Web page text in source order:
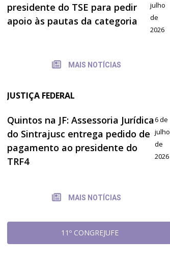
presidente do TSE para pedir
apoio às pautas da categoria
julho
de
2026
MAIS NOTÍCIAS
JUSTIÇA FEDERAL
Quintos na JF: Assessoria Jurídica
do Sintrajusc entrega pedido de
pagamento ao presidente do
TRF4
6 de
julho
de
2026
MAIS NOTÍCIAS
11º CONGREJUFE